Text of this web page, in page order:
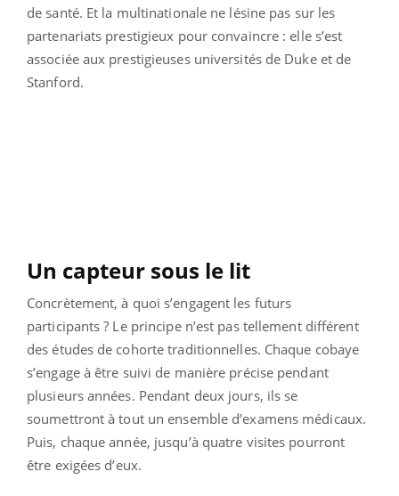
de santé. Et la multinationale ne lésine pas sur les
partenariats prestigieux pour convaincre : elle s’est
associée aux prestigieuses universités de Duke et de
Stanford.
Un capteur sous le lit
Concrètement, à quoi s’engagent les futurs
participants ? Le principe n’est pas tellement différent
des études de cohorte traditionnelles. Chaque cobaye
s’engage à être suivi de manière précise pendant
plusieurs années. Pendant deux jours, ils se
soumettront à tout un ensemble d’examens médicaux.
Puis, chaque année, jusqu’à quatre visites pourront
être exigées d’eux.